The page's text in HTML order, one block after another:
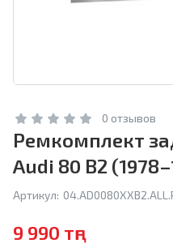
0 отзывов
Ремкомплект
Audi 80 B2
Артикул:
9 990 тңг